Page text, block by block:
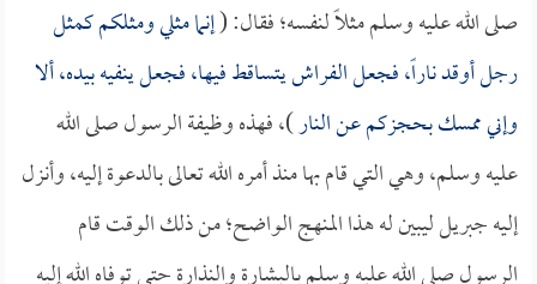
صلى الله عليه وسلم مثلاً لنفسه؛ فقال: (إنما مثلي ومثلكم كمثل
رجل أوقد ناراً، فجعل الفراش يتساقط فيها، فجعل ينفيه بيده، ألا
وإني ممسك بحجزكم عن النار)، فهذه وظيفة الرسول صلى الله
عليه وسلم، وهي التي قام بها منذ أمره الله تعالى بالدعوة إليه، وأنزل
إليه جبريل ليبين له هذا المنهج الواضح؛ من ذلك الوقت قام